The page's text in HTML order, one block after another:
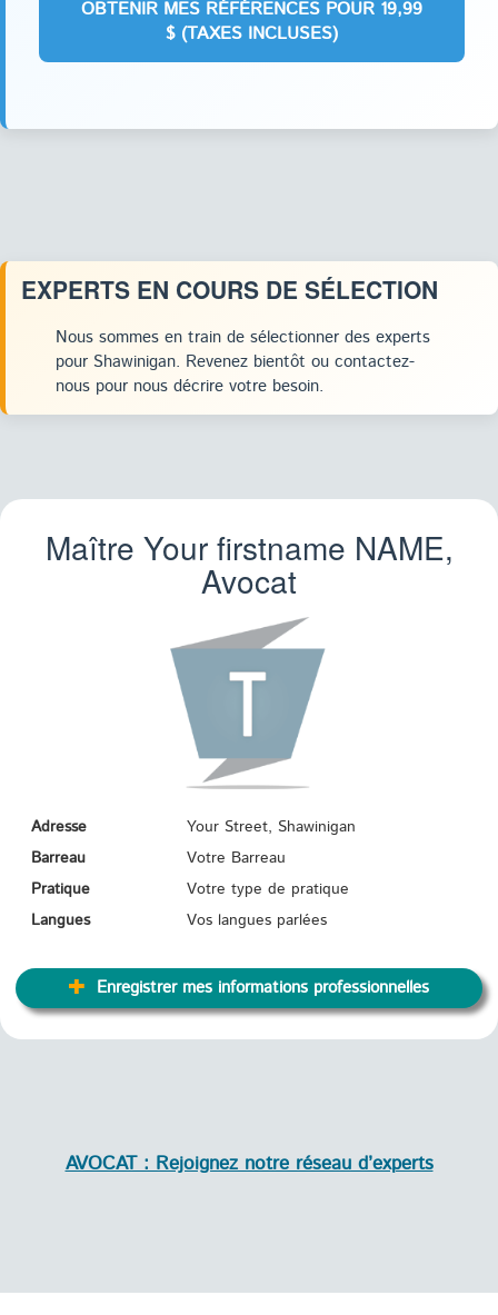
EXPERTS EN COURS DE SÉLECTION
Nous sommes en train de sélectionner des experts
pour Shawinigan. Revenez bientôt ou contactez-
nous pour nous décrire votre besoin.
Maître Your firstname NAME,
Avocat
Adresse
Your Street, Shawinigan
Barreau
Votre Barreau
Pratique
Votre type de pratique
Langues
Vos langues parlées
Enregistrer mes informations professionnelles
AVOCAT : Rejoignez notre réseau d’experts